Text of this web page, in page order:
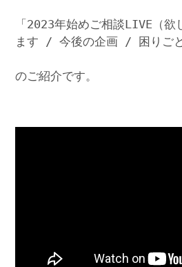
「2023年始めご相談LIVE（
ます / 今後の企画 / 困りごと
のご紹介です。